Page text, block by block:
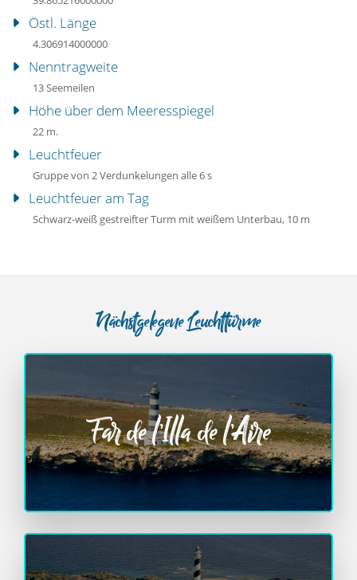
Östl. Länge
4.306914000000
Nenntragweite
13 Seemeilen
Höhe über dem Meeresspiegel
22 m.
Leuchtfeuer
Gruppe von 2 Verdunkelungen alle 6 s
Leuchtfeuer am Tag
Schwarz-weiß gestreifter Turm mit weißem Unterbau, 10 m
Nächstgelegene Leuchttürme
Far de l’Illa de l’Aire